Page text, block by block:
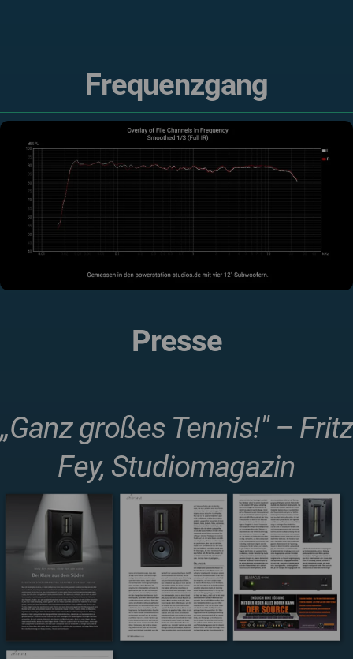
Frequenzgang
Presse
„Ganz großes Tennis!" – Fritz
Fey, Studiomagazin